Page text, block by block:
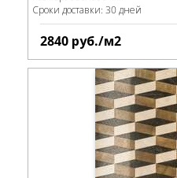
Сроки доставки: 30 дней
2840 руб./м2